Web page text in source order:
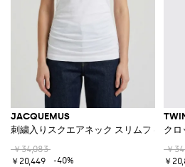
JACQUEMUS
刺繍入りスクエアネック スリムフィット
￥34,083
￥20,449
-40%
クロ
￥
￥